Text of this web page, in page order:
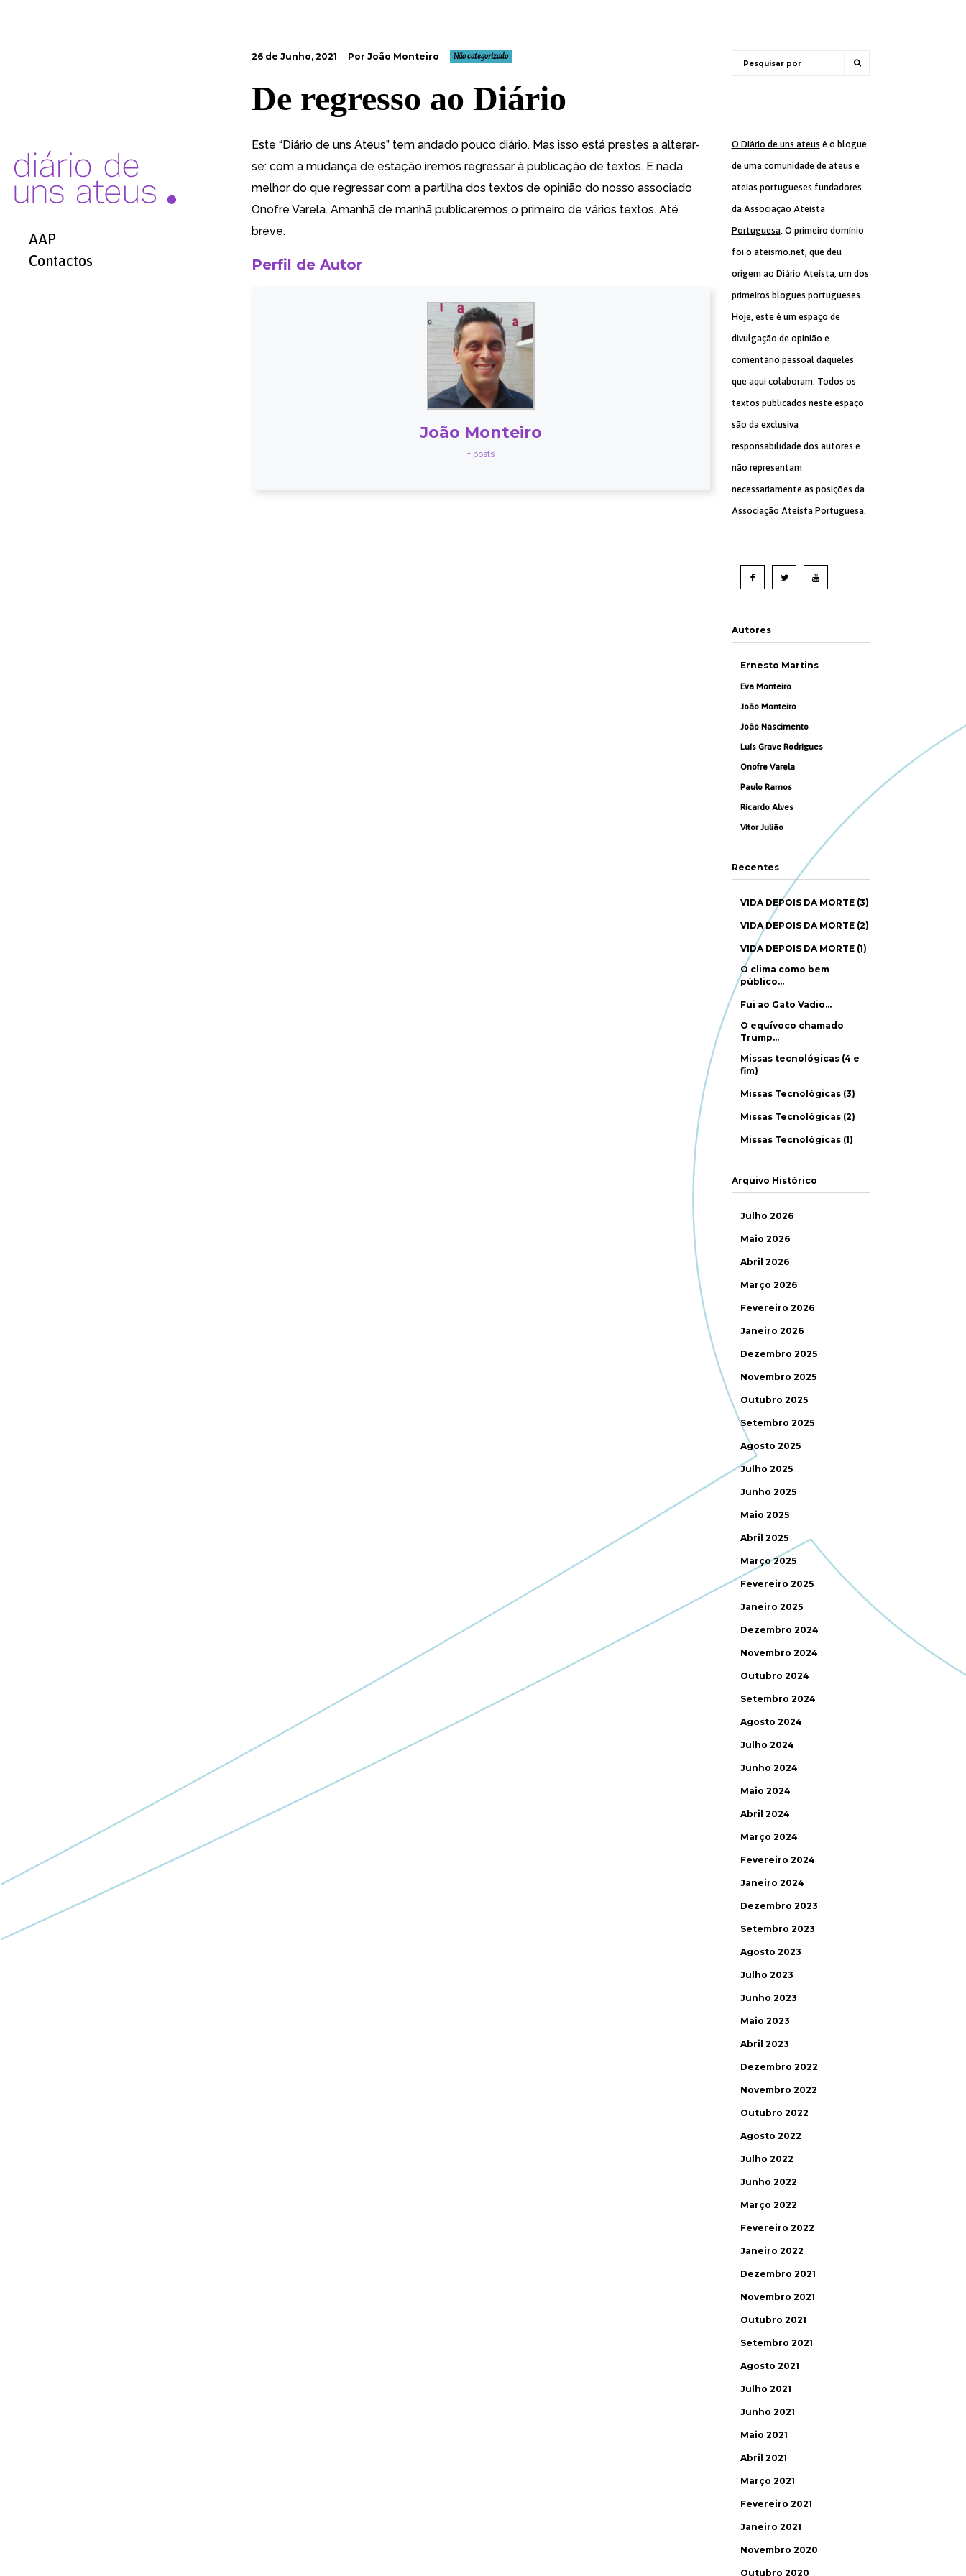
AAP
Contactos
26 de Junho, 2021 Por João Monteiro Não categorizado
De regresso ao Diário
Este “Diário de uns Ateus” tem andado pouco diário. Mas isso está prestes a alterar-
se: com a mudança de estação iremos regressar à publicação de textos. E nada
melhor do que regressar com a partilha dos textos de opinião do nosso associado
Onofre Varela. Amanhã de manhã publicaremos o primeiro de vários textos. Até
breve.
Perfil de Autor
João Monteiro
+ posts
O Diário de uns ateus é o blogue
de uma comunidade de ateus e
ateias portugueses fundadores
da Associação Ateísta
Portuguesa. O primeiro domínio
foi o ateismo.net, que deu
origem ao Diário Ateísta, um dos
primeiros blogues portugueses.
Hoje, este é um espaço de
divulgação de opinião e
comentário pessoal daqueles
que aqui colaboram. Todos os
textos publicados neste espaço
são da exclusiva
responsabilidade dos autores e
não representam
necessariamente as posições da
Associação Ateísta Portuguesa.
Autores
Ernesto Martins
Eva Monteiro
João Monteiro
João Nascimento
Luís Grave Rodrigues
Onofre Varela
Paulo Ramos
Ricardo Alves
Vítor Julião
Recentes
VIDA DEPOIS DA MORTE (3)
VIDA DEPOIS DA MORTE (2)
VIDA DEPOIS DA MORTE (1)
O clima como bem
público…
Fui ao Gato Vadio…
O equívoco chamado
Trump…
Missas tecnológicas (4 e
fim)
Missas Tecnológicas (3)
Missas Tecnológicas (2)
Missas Tecnológicas (1)
Arquivo Histórico
Julho 2026
Maio 2026
Abril 2026
Março 2026
Fevereiro 2026
Janeiro 2026
Dezembro 2025
Novembro 2025
Outubro 2025
Setembro 2025
Agosto 2025
Julho 2025
Junho 2025
Maio 2025
Abril 2025
Março 2025
Fevereiro 2025
Janeiro 2025
Dezembro 2024
Novembro 2024
Outubro 2024
Setembro 2024
Agosto 2024
Julho 2024
Junho 2024
Maio 2024
Abril 2024
Março 2024
Fevereiro 2024
Janeiro 2024
Dezembro 2023
Setembro 2023
Agosto 2023
Julho 2023
Junho 2023
Maio 2023
Abril 2023
Dezembro 2022
Novembro 2022
Outubro 2022
Agosto 2022
Julho 2022
Junho 2022
Março 2022
Fevereiro 2022
Janeiro 2022
Dezembro 2021
Novembro 2021
Outubro 2021
Setembro 2021
Agosto 2021
Julho 2021
Junho 2021
Maio 2021
Abril 2021
Março 2021
Fevereiro 2021
Janeiro 2021
Novembro 2020
Outubro 2020